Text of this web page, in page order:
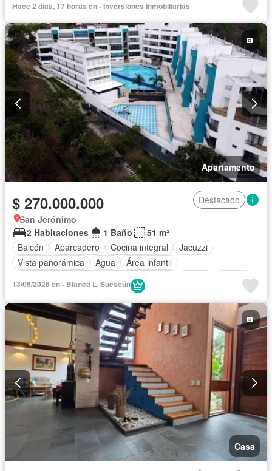
Seguridad privada
Piscina Jardín Tanque de agua
Hace 2 días, 17 horas en - Inversiones Inmobiliarias
Apartamento
$ 270.000.000
Destacado
San Jerónimo
2 Habitaciones
1 Baño
51 m²
Balcón
Aparcadero Cocina integral
Jacuzzi
Vista panorámica
Agua
Área infantil
Acceso para personas con discapacidad
Piscina
Permite mascotas
13/06/2026 en - Blanca L. Suescún
Casa